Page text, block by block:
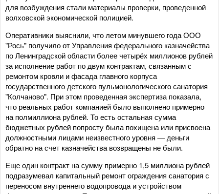
для возбуждения стали материалы проверки, проведенной
волховской экономической полицией.
Оперативники выяснили, что летом минувшего года ООО
"Рось" получило от Управления федерального казначейства
по Ленинградской области более четырёх миллионов рублей
за исполнение работ по двум контрактам, связанным с
ремонтом кровли и фасада главного корпуса
государственного детского пульмонологического санатория
"Колчаново". При этом проведенная экспертиза показала,
что реальных работ компанией было выполнено примерно
на полмиллиона рублей. То есть остальная сумма
бюджетных рублей попросту была похищена или присвоена
должностными лицами неизвестного уровня — деньги
обратно на счет казначейства возвращены не были.
Еще один контракт на сумму примерно 1,5 миллиона рублей
подразумевал капитальный ремонт ограждения санатория с
переносом внутреннего водопровода и устройством